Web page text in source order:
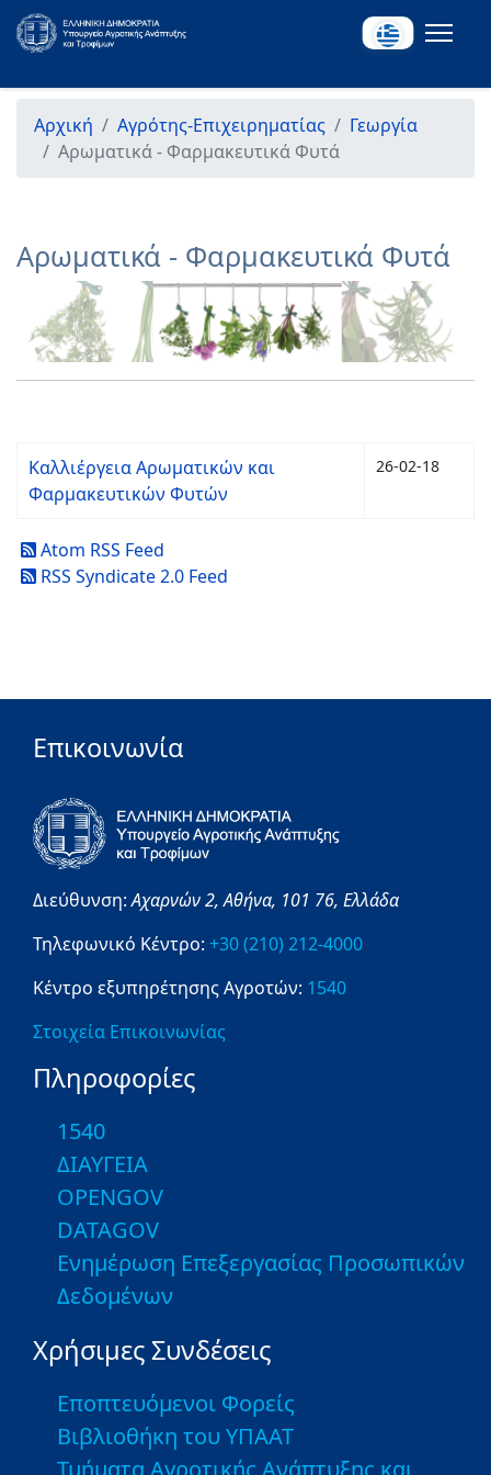
Αρχική Αγρότης-Επιχειρηματίας
Γεωργία
Αρωματικά - Φαρμακευτικά Φυτά
Αρωματικά - Φαρμακευτικά Φυτά
Καλλιέργεια Αρωματικών και
Φαρμακευτικών Φυτών
26-02-18
Atom RSS Feed
RSS Syndicate 2.0 Feed
Επικοινωνία
Διεύθυνση:Αχαρνών 2,Αθήνα, 101 76, Ελλάδα
Τηλεφωνικό Κέντρο: +30 (210) 212-4000
Κέντρο εξυπηρέτησης Αγροτών: 1540
Στοιχεία Επικοινωνίας
Πληροφορίες
1540
ΔΙΑΥΓΕΙΑ
OPENGOV
DATAGOV
Ενημέρωση Επεξεργασίας Προσωπικών
Δεδομένων
Χρήσιμες Συνδέσεις
Εποπτευόμενοι Φορείς
Βιβλιοθήκη του ΥΠΑΑΤ
Τμήματα Αγροτικής Ανάπτυξης και